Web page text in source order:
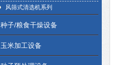
风筛式清选机系列
种子/粮食干燥设备
玉米加工设备